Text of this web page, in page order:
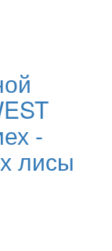
-
лисы